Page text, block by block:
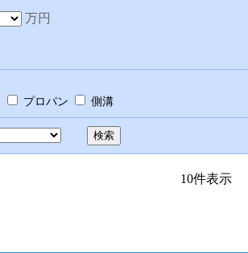
万円
プロパン 側溝
10件表示